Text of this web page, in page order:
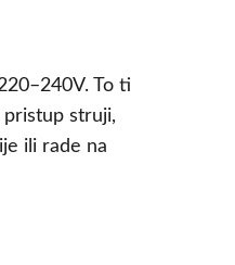
To ti
struji,
ili rade na